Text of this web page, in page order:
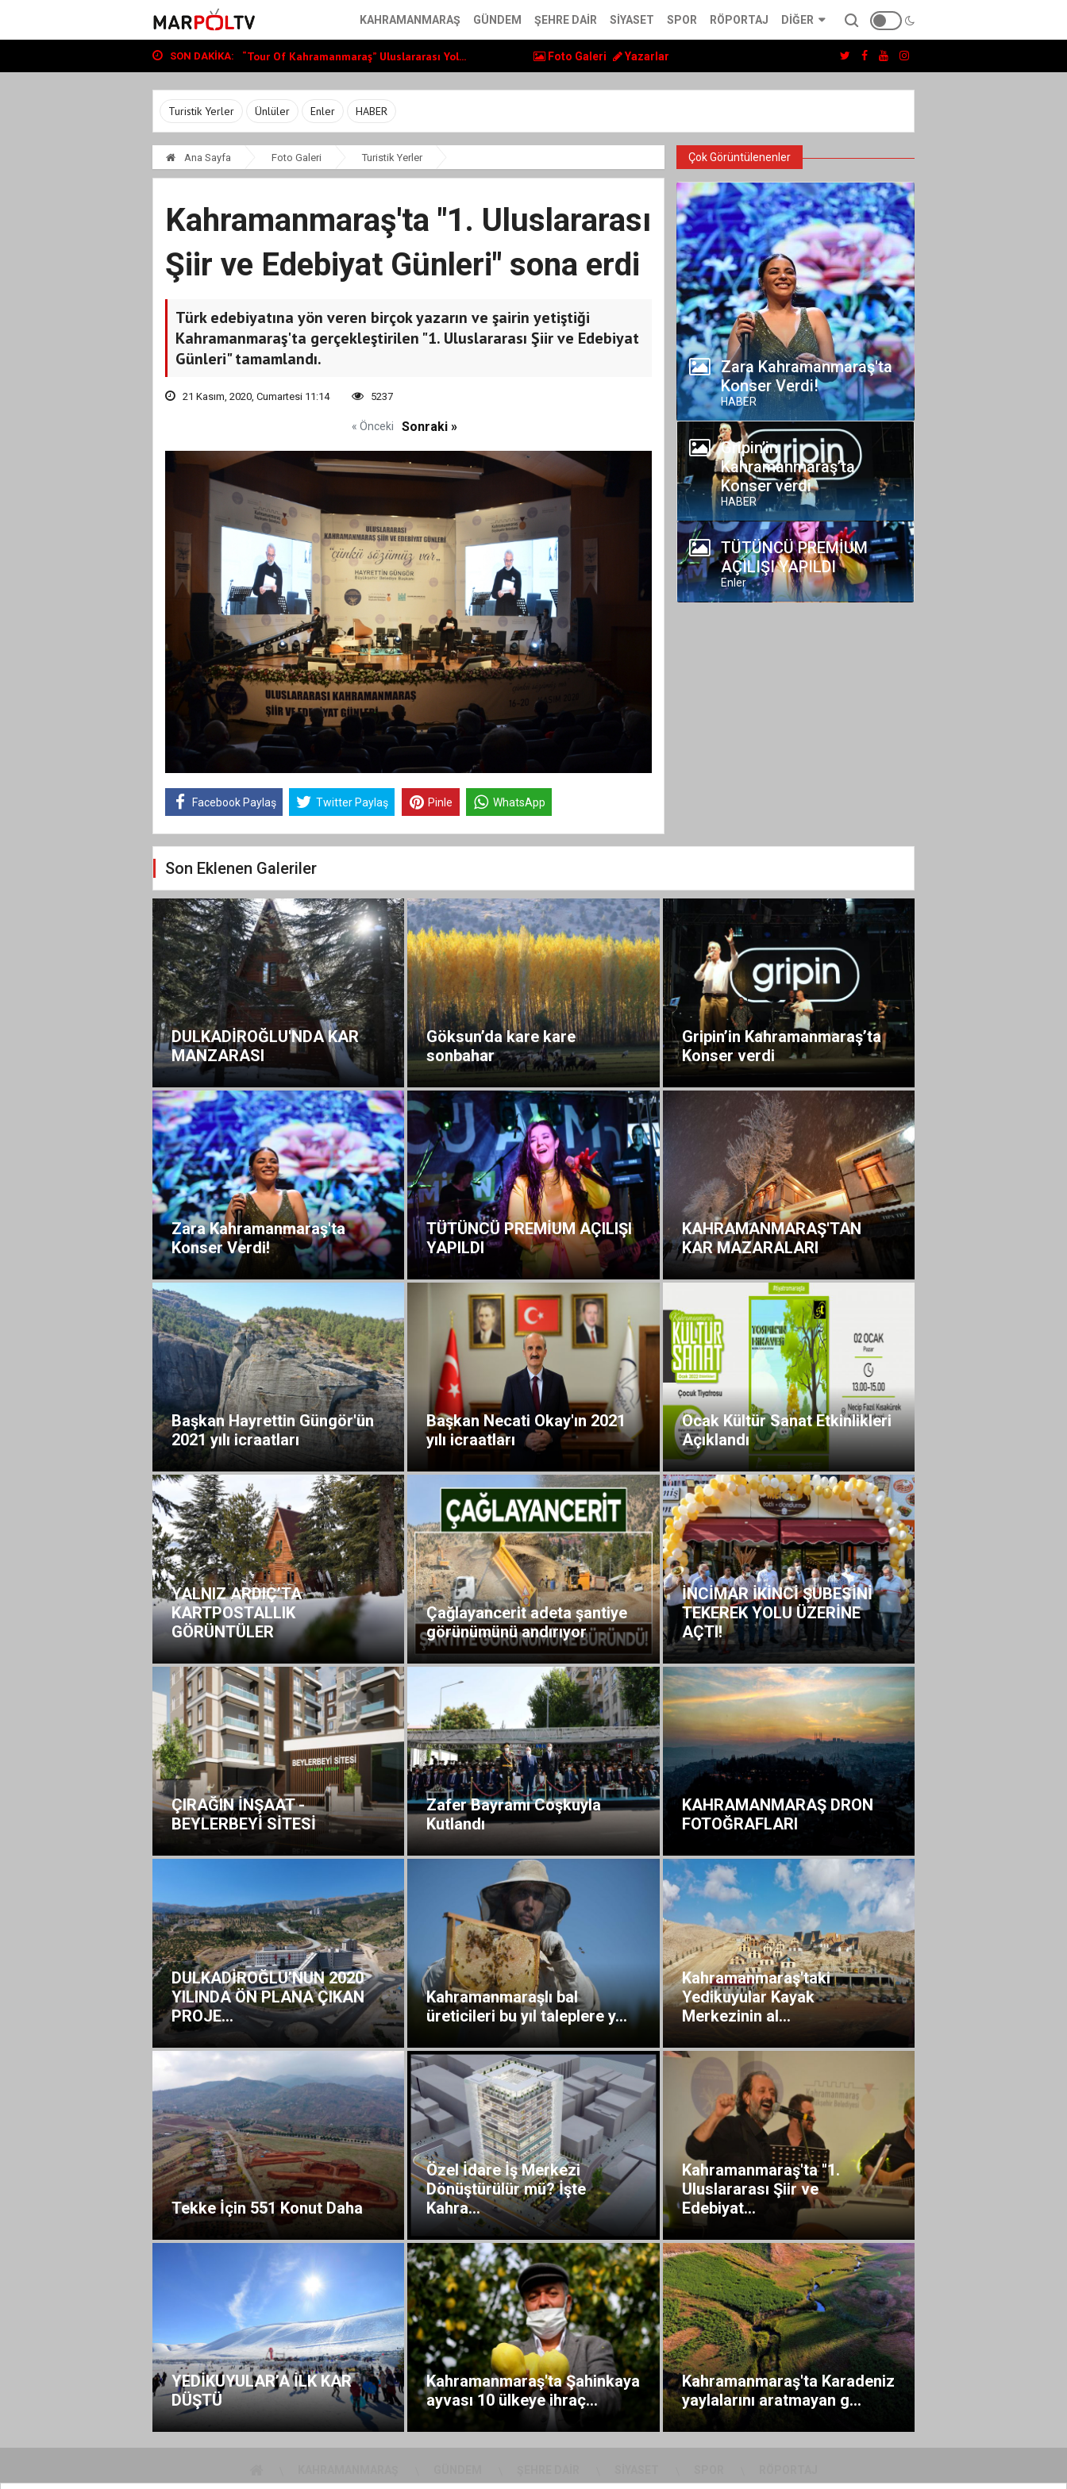
KAHRAMANMARAŞ GÜNDEM ŞEHRE DAIR SIYASET SPOR RÖPORTAJ DIĞER
SON DAKIKA:
Büyükşehir, Andırın’da Yol Yatırımlarını...
“Tour Of Kahramanmaraş” Uluslararası Yol...
Bin Öğrenciye Ücretsiz LGS ve YKS Kursu...
Büyükşehir, Andırın’da Yol Yatırımlarını...
“Tour Of Kahramanmaraş” Uluslararası Yol...
Foto Galeri Yazarlar
Turistik Yerler Ünlüler Enler HABER
Ana Sayfa Foto Galeri Turistik Yerler
Kahramanmaraş'ta "1. Uluslararası
Şiir ve Edebiyat Günleri" sona erdi
Türk edebiyatına yön veren birçok yazarın ve şairin yetiştiği
Kahramanmaraş'ta gerçekleştirilen "1. Uluslararası Şiir ve Edebiyat
Günleri" tamamlandı.
21 Kasım, 2020, Cumartesi 11:14 5237
« Önceki Sonraki »
Facebook Paylaş Twitter Paylaş Pinle WhatsApp
Çok Görüntülenenler
Zara Kahramanmaraş'ta
Konser Verdi!
HABER
Gripin’in
Kahramanmaraş’ta
Konser verdi
HABER
TÜTÜNCÜ PREMİUM
AÇILIŞI YAPILDI
Enler
Son Eklenen Galeriler
DULKADİROĞLU'NDA KAR
MANZARASI
Göksun’da kare kare
sonbahar
Gripin’in Kahramanmaraş’ta
Konser verdi
Zara Kahramanmaraş'ta
Konser Verdi!
TÜTÜNCÜ PREMİUM AÇILIŞI
YAPILDI
KAHRAMANMARAŞ'TAN
KAR MAZARALARI
Başkan Hayrettin Güngör'ün
2021 yılı icraatları
Başkan Necati Okay'ın 2021
yılı icraatları
Ocak Kültür Sanat Etkinlikleri
Açıklandı
YALNIZ ARDIÇ’TA
KARTPOSTALLIK
GÖRÜNTÜLER
Çağlayancerit adeta şantiye
görünümünü andırıyor
İNCİMAR İKİNCİ ŞUBESİNİ
TEKEREK YOLU ÜZERİNE
AÇTI!
ÇIRAĞIN İNŞAAT -
BEYLERBEYİ SİTESİ
Zafer Bayramı Coşkuyla
Kutlandı
KAHRAMANMARAŞ DRON
FOTOĞRAFLARI
DULKADİROĞLU’NUN 2020
YILINDA ÖN PLANA ÇIKAN
PROJE...
Kahramanmaraşlı bal
üreticileri bu yıl taleplere y...
Kahramanmaraş'taki
Yedikuyular Kayak
Merkezinin al...
Tekke İçin 551 Konut Daha
Özel İdare İş Merkezi
Dönüştürülür mü? İşte
Kahra...
Kahramanmaraş'ta "1.
Uluslararası Şiir ve
Edebiyat...
YEDİKUYULAR’A İLK KAR
DÜŞTÜ
Kahramanmaraş'ta Şahinkaya
ayvası 10 ülkeye ihraç...
Kahramanmaraş'ta Karadeniz
yaylalarını aratmayan g...